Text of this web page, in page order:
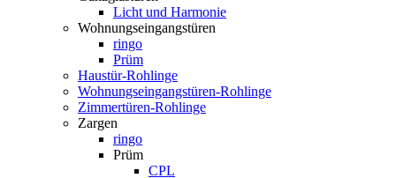
Licht und Harmonie
Wohnungseingangstüren
ringo
Prüm
Haustür-Rohlinge
Wohnungseingangstüren-Rohlinge
Zimmertüren-Rohlinge
Zargen
ringo
Prüm
CPL